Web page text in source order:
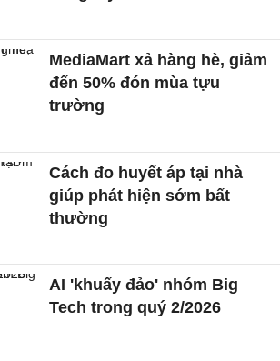
MediaMart xả hàng hè, giảm
đến 50% đón mùa tựu
trường
Cách đo huyết áp tại nhà
giúp phát hiện sớm bất
thường
AI 'khuấy đảo' nhóm Big
Tech trong quý 2/2026